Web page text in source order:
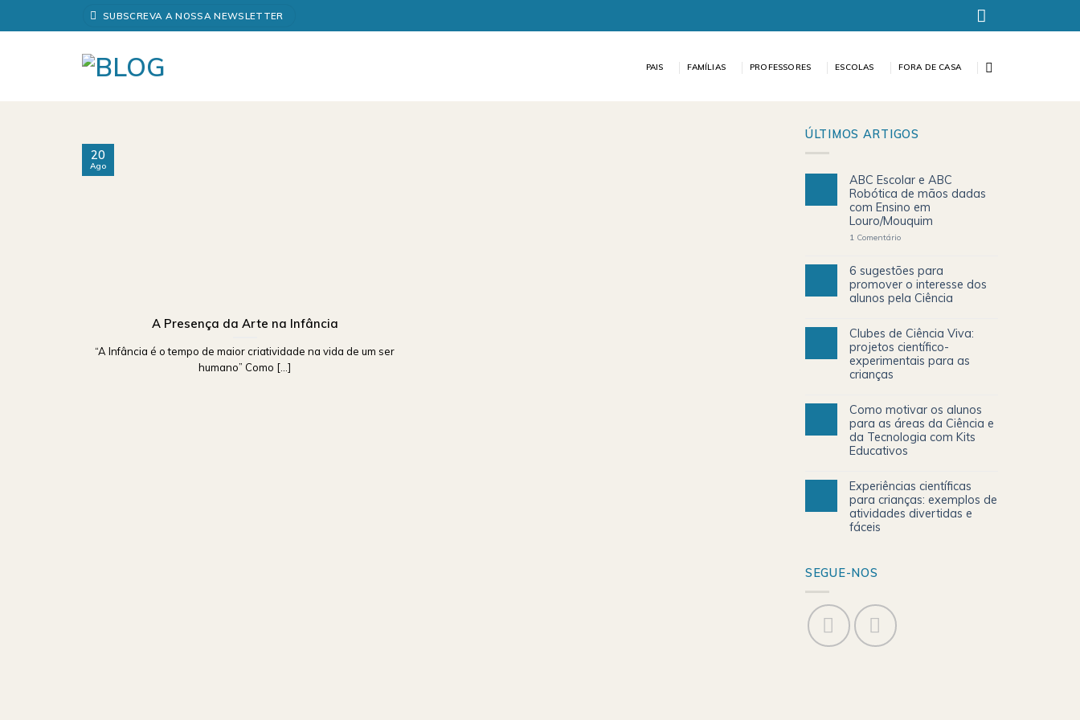
SUBSCREVA A NOSSA NEWSLETTER
PAIS FAMÍLIAS PROFESSORES ESCOLAS FORA DE CASA
A Presença da Arte na Infância
“A Infância é o tempo de maior criatividade na vida de um ser
humano” Como [...]
20
Ago
ÚLTIMOS ARTIGOS
ABC Escolar e ABC
Robótica de mãos dadas
com Ensino em
Louro/Mouquim
1 Comentário
6 sugestões para
promover o interesse dos
alunos pela Ciência
Clubes de Ciência Viva:
projetos científico-
experimentais para as
crianças
Como motivar os alunos
para as áreas da Ciência e
da Tecnologia com Kits
Educativos
Experiências científicas
para crianças: exemplos de
atividades divertidas e
fáceis
SEGUE-NOS